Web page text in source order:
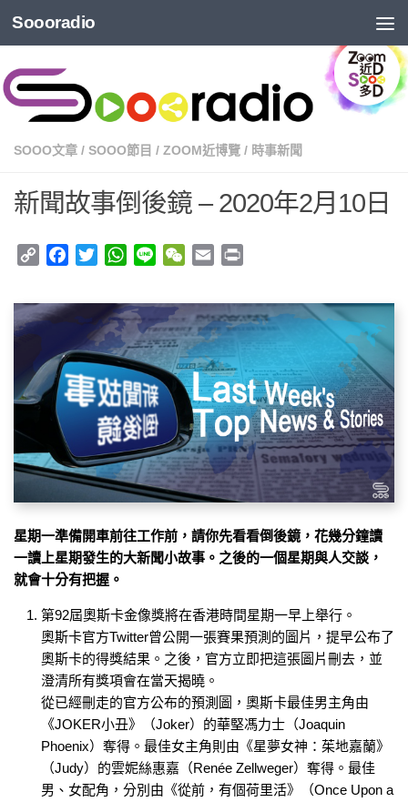
Soooradio
SOOO文章 / SOOO節目 / ZOOM近博覽 / 時事新聞
新聞故事倒後鏡 – 2020年2月10日
Copy
Facebook
TwitterWhatsApp
Line WeChat
Email
星期一準備開車前往工作前，請你先看看倒後鏡，花幾分鐘讀
一讀上星期發生的大新聞小故事。之後的一個星期與人交談，
就會十分有把握。
第92屆奧斯卡金像獎將在香港時間星期一早上舉行。
奧斯卡官方Twitter曾公開一張賽果預測的圖片，提早公布了
奧斯卡的得獎結果。之後，官方立即把這張圖片刪去，並
澄清所有獎項會在當天揭曉。
從已經刪走的官方公布的預測圖，奧斯卡最佳男主角由
《JOKER小丑》（Joker）的華堅馮力士（Joaquin
Phoenix）奪得。最佳女主角則由《星夢女神：茱地嘉蘭》
（Judy）的雲妮絲惠嘉（Renée Zellweger）奪得。最佳
男、女配角，分別由《從前，有個荷里活》（Once Upon a